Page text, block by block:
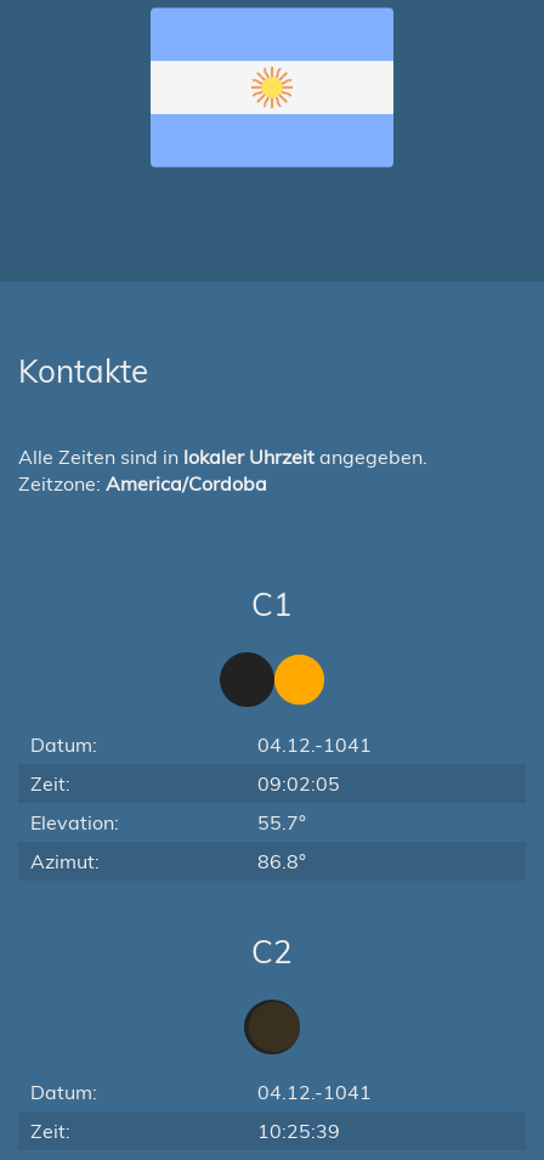
Kontakte
Alle Zeiten sind in lokaler Uhrzeit angegeben.
Zeitzone: America/Cordoba
C1
Datum:
04.12.-1041
Zeit:
09:02:05
Elevation:
55.7°
Azimut:
86.8°
C2
Datum:
04.12.-1041
Zeit:
10:25:39